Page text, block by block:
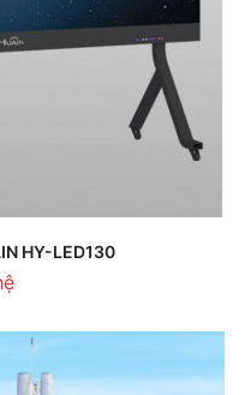
HY-LED130